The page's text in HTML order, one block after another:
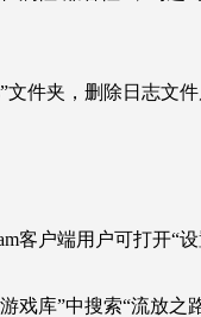
文件夹，删除日志文
客户端用户可打开“
戏库”中搜索“流放之